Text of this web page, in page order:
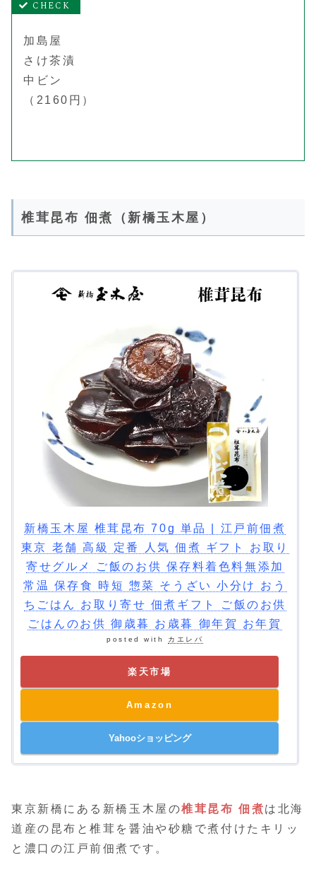
加島屋
さけ茶漬
中ビン
（2160円）
椎茸昆布 佃煮（新橋玉木屋）
新橋玉木屋 椎茸昆布 70g 単品 | 江戸前佃煮
東京 老舗 高級 定番 人気 佃煮 ギフト お取り
寄せグルメ ご飯のお供 保存料着色料無添加
常温 保存食 時短 惣菜 そうざい 小分け おう
ちごはん お取り寄せ 佃煮ギフト ご飯のお供
ごはんのお供 御歳暮 お歳暮 御年賀 お年賀
posted with カエレバ
楽天市場
Amazon
Yahooショッピング
東京新橋にある新橋玉木屋の椎茸昆布 佃煮は北海
道産の昆布と椎茸を醤油や砂糖で煮付けたキリッ
と濃口の江戸前佃煮です。